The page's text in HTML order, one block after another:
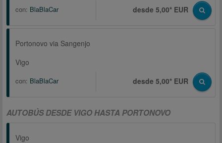
con: BlaBlaCar desde 5,00* EUR
Portonovo via Sangenjo
Vigo
con: BlaBlaCar desde 5,00* EUR
AUTOBÚS DESDE VIGO HASTA PORTONOVO
Vigo